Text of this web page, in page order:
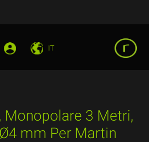
IT
Monopolare 3 Metri,
mm Per Martin